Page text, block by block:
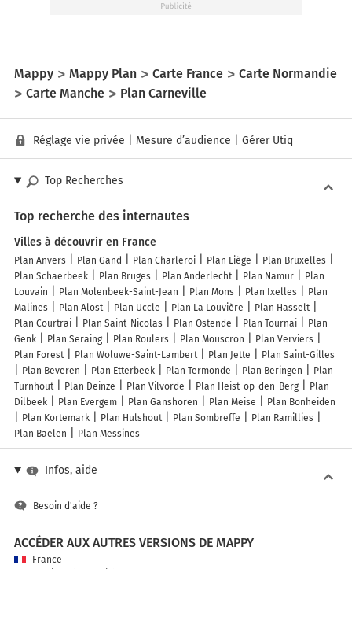
Mappy Mappy Plan Carte France
Carte Normandie
Carte Manche
Plan Carneville
Réglage vie privée Mesure d’audience Gérer Utiq
Top Recherches
Top recherche des internautes
Villes à découvrir en France
Plan Anvers Plan Gand Plan Charleroi Plan Liège
Plan Bruxelles
Plan Schaerbeek
Plan Bruges Plan Anderlecht Plan Namur
Plan
Louvain
Plan Molenbeek-Saint-Jean Plan Mons Plan Ixelles
Plan
Malines
Plan Alost Plan Uccle Plan La Louvière
Plan Hasselt
Plan Courtrai
Plan Saint-Nicolas Plan Ostende Plan Tournai
Plan
Genk
Plan Seraing Plan Roulers Plan Mouscron
Plan Verviers
Plan Forest
Plan Woluwe-Saint-Lambert Plan Jette
Plan Saint-Gilles
Plan Beveren
Plan Etterbeek Plan Termonde Plan Beringen
Plan
Turnhout
Plan Deinze Plan Vilvorde Plan Heist-op-den-Berg
Plan
Dilbeek
Plan Evergem Plan Ganshoren Plan Meise
Plan Bonheiden
Plan Kortemark
Plan Hulshout Plan Sombreffe
Plan Ramillies
Plan Baelen
Plan Messines
Infos, aide
Besoin d'aide ?
ACCÉDER AUX AUTRES VERSIONS DE MAPPY
France